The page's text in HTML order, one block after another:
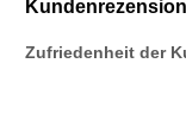
Zufriedenheit der